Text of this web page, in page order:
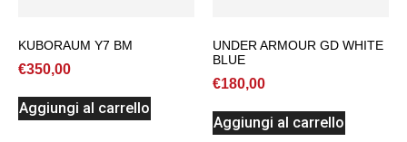
KUBORAUM Y7 BM
€350,00
Aggiungi al carrello
UNDER ARMOUR GD WHITE
BLUE
€180,00
Aggiungi al carrello